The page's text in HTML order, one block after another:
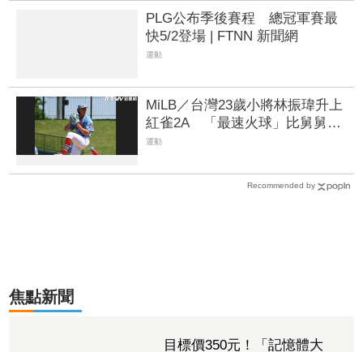
PLG公布季後賽程 總冠軍賽最
快5/2登場 | FTNN 新聞網
運動
MiLB／台灣23歲小將林振瑋升上
紅雀2A 「最速火球」比舅舅郭
泓志還要快 | FTNN 新聞網
運動
Recommended by
焦點新聞
目標價350元！「記憶體大